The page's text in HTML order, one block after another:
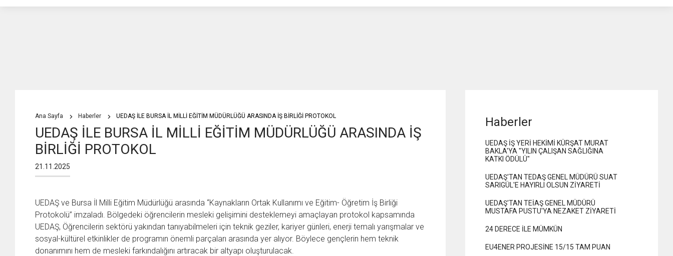
Haberler
UEDAŞ İŞ YERİ HEKİMİ KÜRŞAT MURAT
BAKLA'YA "YILIN ÇALIŞAN SAĞLIĞINA
KATKI ÖDÜLÜ"
UEDAŞ'TAN TEDAŞ GENEL MÜDÜRÜ SUAT
SARIGÜL'E HAYIRLI OLSUN ZİYARETİ
UEDAŞ'TAN TEİAŞ GENEL MÜDÜRÜ
MUSTAFA PUSTU'YA NEZAKET ZİYARETİ
24 DERECE İLE MÜMKÜN
EU4ENER PROJESİNE 15/15 TAM PUAN
Ana Sayfa Haberler UEDAŞ İLE BURSA İL MİLLİ EĞİTİM MÜDÜRLÜĞÜ ARASINDA İŞ BİRLİĞİ PROTOKOL
UEDAŞ İLE BURSA İL MİLLİ EĞİTİM MÜDÜRLÜĞÜ ARASINDA İŞ
BİRLİĞİ PROTOKOL
21.11.2025
UEDAŞ ve Bursa İl Milli Eğitim Müdürlüğü arasında “Kaynakların Ortak Kullanımı ve Eğitim- Öğretim İş Birliği
Protokolü” imzaladı. Bölgedeki öğrencilerin mesleki gelişimini desteklemeyi amaçlayan protokol kapsamında
UEDAŞ, Öğrencilerin sektörü yakından tanıyabilmeleri için teknik geziler, kariyer günleri, enerji temalı yarışmalar ve
sosyal-kültürel etkinlikler de programın önemli parçaları arasında yer alıyor. Böylece gençlerin hem teknik
donanımını hem de mesleki farkındalığını artıracak bir altyapı oluşturulacak.